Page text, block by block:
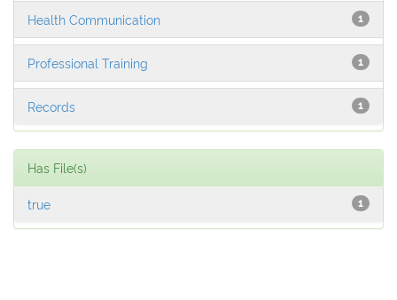
1
Health Communication
1
Professional Training
1
Records
Has File(s)
1
true